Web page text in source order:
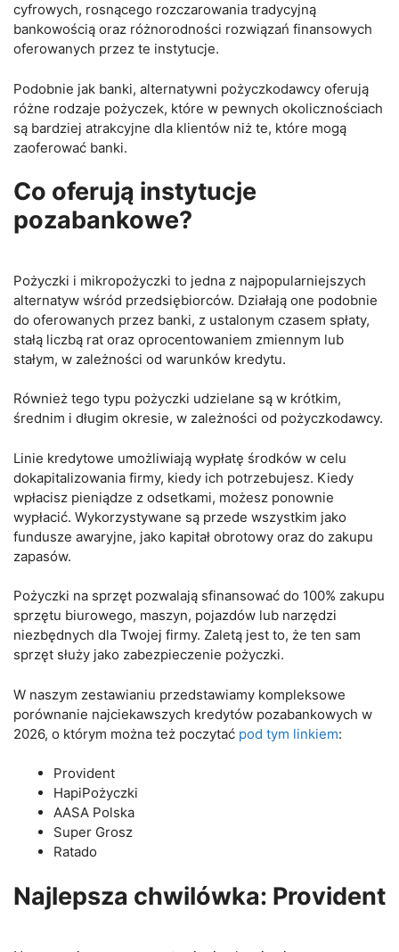
cyfrowych, rosnącego rozczarowania tradycyjną
bankowością oraz różnorodności rozwiązań finansowych
oferowanych przez te instytucje.
Podobnie jak banki, alternatywni pożyczkodawcy oferują
różne rodzaje pożyczek, które w pewnych okolicznościach
są bardziej atrakcyjne dla klientów niż te, które mogą
zaoferować banki.
Co oferują instytucje
pozabankowe?
Pożyczki i mikropożyczki to jedna z najpopularniejszych
alternatyw wśród przedsiębiorców. Działają one podobnie
do oferowanych przez banki, z ustalonym czasem spłaty,
stałą liczbą rat oraz oprocentowaniem zmiennym lub
stałym, w zależności od warunków kredytu.
Również tego typu pożyczki udzielane są w krótkim,
średnim i długim okresie, w zależności od pożyczkodawcy.
Linie kredytowe umożliwiają wypłatę środków w celu
dokapitalizowania firmy, kiedy ich potrzebujesz. Kiedy
wpłacisz pieniądze z odsetkami, możesz ponownie
wypłacić. Wykorzystywane są przede wszystkim jako
fundusze awaryjne, jako kapitał obrotowy oraz do zakupu
zapasów.
Pożyczki na sprzęt pozwalają sfinansować do 100% zakupu
sprzętu biurowego, maszyn, pojazdów lub narzędzi
niezbędnych dla Twojej firmy. Zaletą jest to, że ten sam
sprzęt służy jako zabezpieczenie pożyczki.
W naszym zestawianiu przedstawiamy kompleksowe
porównanie najciekawszych kredytów pozabankowych w
2026, o którym można też poczytać pod tym linkiem:
Provident
HapiPożyczki
AASA Polska
Super Grosz
Ratado
Najlepsza chwilówka: Provident